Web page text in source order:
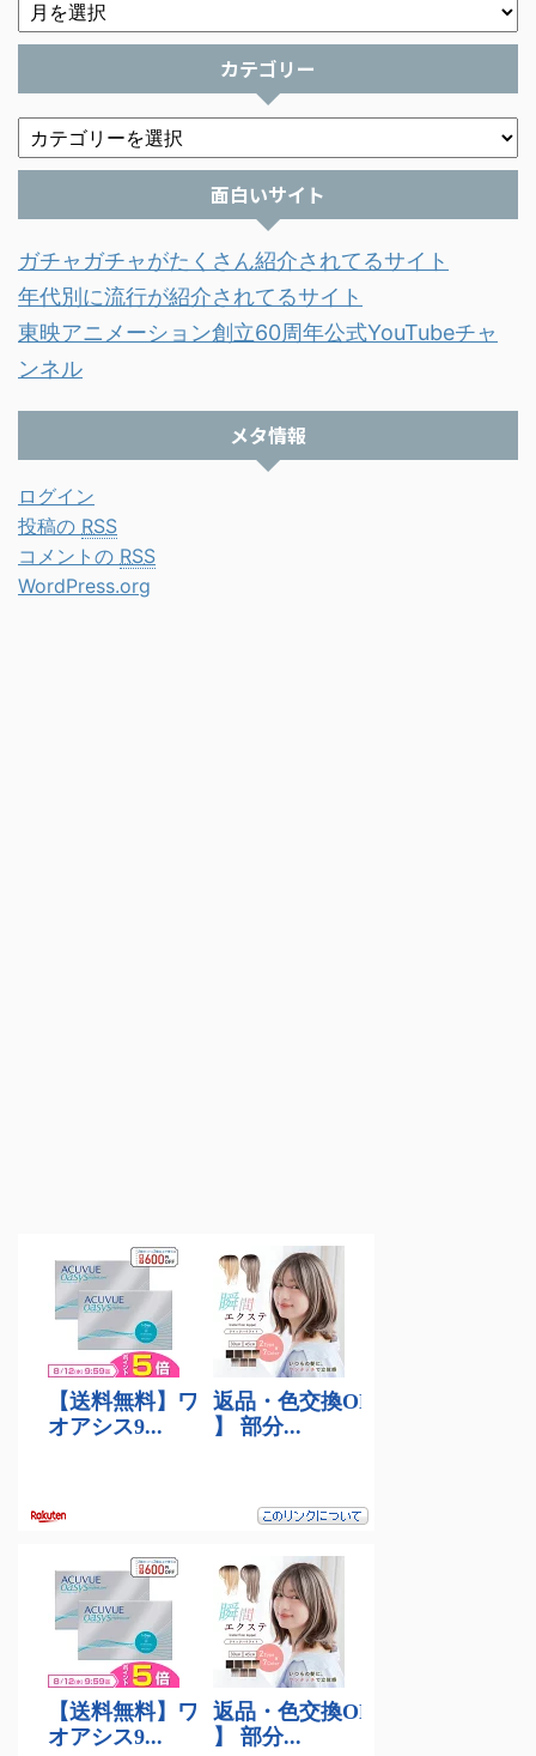
カテゴリー
面白いサイト
ガチャガチャがたくさん紹介されてるサイト
年代別に流行が紹介されてるサイト
東映アニメーション創立60周年公式YouTubeチャ
ンネル
メタ情報
ログイン
投稿の RSS
コメントの RSS
WordPress.org